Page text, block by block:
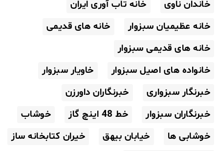
خاندان ناوی
خانه تاب آوری ایران
خانه عظیمیان سبزوار
خانه های قدیمی
خانه های قدیمی سبزوار
خانواده های اصیل سبزوار
خاویار سبزوار
خبرنگار سبزواری
خبرنگاران داورزن
خبرنگاران سبزوار
خط 48 اینچ گاز
خوشاب
خوشابی ها
خیابان بیهق
خیران کتابخانه ساز